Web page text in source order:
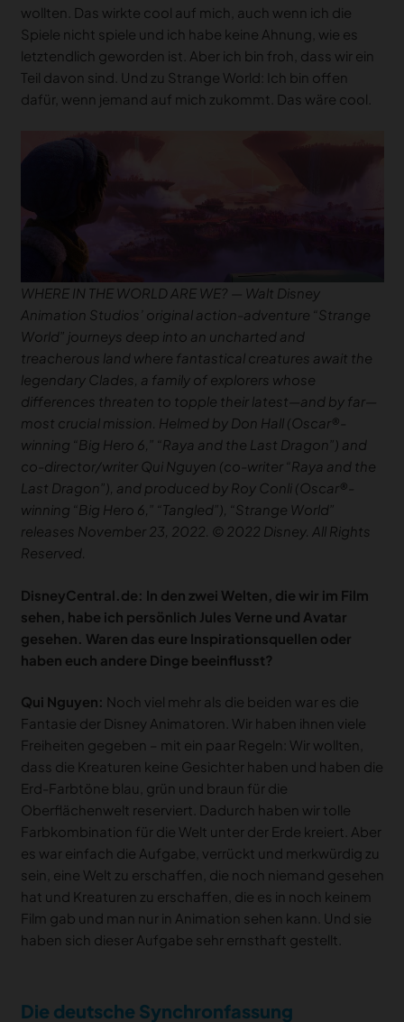
wollten. Das wirkte cool auf mich, auch wenn ich die
Spiele nicht spiele und ich habe keine Ahnung, wie es
letztendlich geworden ist. Aber ich bin froh, dass wir ein
Teil davon sind. Und zu Strange World: Ich bin offen
dafür, wenn jemand auf mich zukommt. Das wäre cool.
WHERE IN THE WORLD ARE WE? — Walt Disney
Animation Studios’ original action-adventure “Strange
World” journeys deep into an uncharted and
treacherous land where fantastical creatures await the
legendary Clades, a family of explorers whose
differences threaten to topple their latest—and by far—
most crucial mission. Helmed by Don Hall (Oscar®-
winning “Big Hero 6,” “Raya and the Last Dragon”) and
co-director/writer Qui Nguyen (co-writer “Raya and the
Last Dragon”), and produced by Roy Conli (Oscar®-
winning “Big Hero 6,” “Tangled”), “Strange World”
releases November 23, 2022. © 2022 Disney. All Rights
Reserved.
DisneyCentral.de: In den zwei Welten, die wir im Film
sehen, habe ich persönlich Jules Verne und Avatar
gesehen. Waren das eure Inspirationsquellen oder
haben euch andere Dinge beeinflusst?
Qui Nguyen: Noch viel mehr als die beiden war es die
Fantasie der Disney Animatoren. Wir haben ihnen viele
Freiheiten gegeben – mit ein paar Regeln: Wir wollten,
dass die Kreaturen keine Gesichter haben und haben die
Erd-Farbtöne blau, grün und braun für die
Oberflächenwelt reserviert. Dadurch haben wir tolle
Farbkombination für die Welt unter der Erde kreiert. Aber
es war einfach die Aufgabe, verrückt und merkwürdig zu
sein, eine Welt zu erschaffen, die noch niemand gesehen
hat und Kreaturen zu erschaffen, die es in noch keinem
Film gab und man nur in Animation sehen kann. Und sie
haben sich dieser Aufgabe sehr ernsthaft gestellt.
Die deutsche Synchronfassung